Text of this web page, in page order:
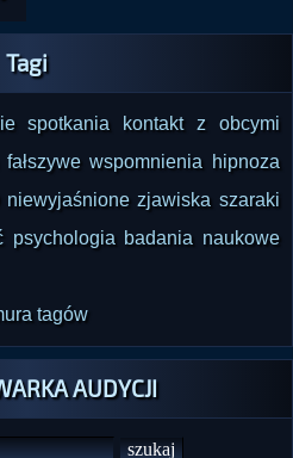
Tagi
spotkania
kontakt z obcymi
fałszywe wspomnienia
hipnoza
niewyjaśnione zjawiska szaraki
psychologia badania naukowe
tagów
AUDYCJI